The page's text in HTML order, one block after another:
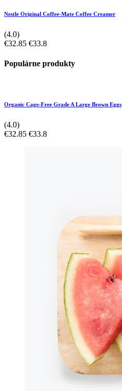
Nestle Original Coffee-Mate Coffee Creamer
(4.0)
€32.85 €33.8
Populárne produkty
Organic Cage-Free Grade A Large Brown Eggs
(4.0)
€32.85 €33.8